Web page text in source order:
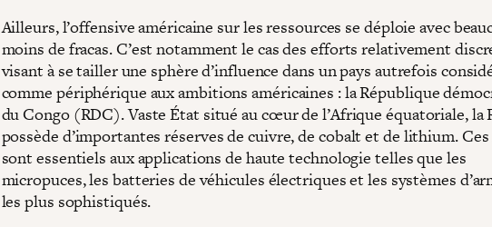
Ailleurs, l’offensive américaine sur les ressources se déploie avec
moins de fracas. C’est notamment le cas des efforts relativement
visant à se tailler une sphère d’influence dans un pays autrefois
comme périphérique aux ambitions américaines : la République
du Congo (RDC). Vaste État situé au cœur de l’Afrique équatoriale, la
possède d’importantes réserves de cuivre, de cobalt et de lithium.
sont essentiels aux applications de haute technologie telles que les
micropuces, les batteries de véhicules électriques et les systèmes
les plus sophistiqués.